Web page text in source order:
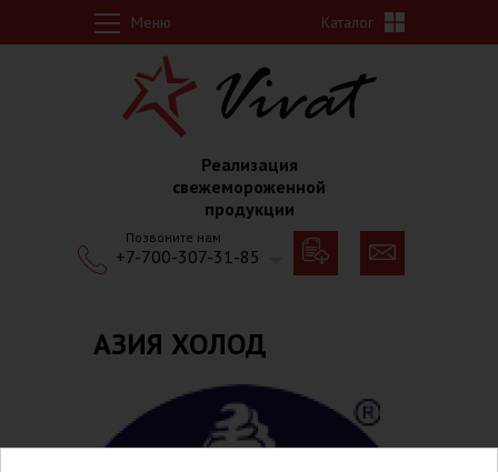
Перейти к основному содержанию
Меню Каталог
Реализация
свежемороженной
продукции
Позвоните нам
+7-700-307-31-85
АЗИЯ ХОЛОД